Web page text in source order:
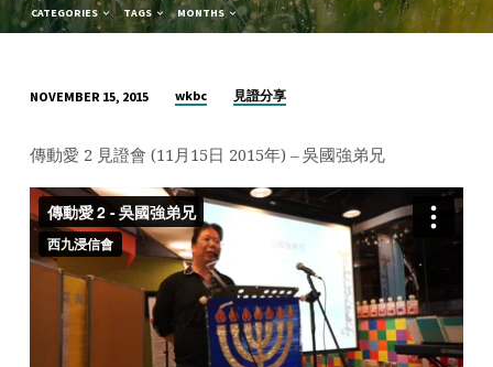
CATEGORIES TAGS MONTHS
動
愛
2
見
證
會
NOVEMBER 15, 2015 wkbc 見證分享
傳動愛 2 見證會 (11月15日 2015年) – 吳國強弟兄